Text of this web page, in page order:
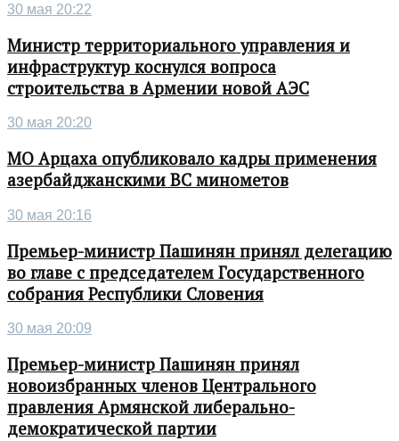
30 мая 20:22
Министр территориального управления и
инфраструктур коснулся вопроса
строительства в Армении новой АЭС
30 мая 20:20
МО Арцаха опубликовало кадры применения
азербайджанскими ВС минометов
30 мая 20:16
Премьер-министр Пашинян принял делегацию
во главе с председателем Государственного
собрания Республики Словения
30 мая 20:09
Премьер-министр Пашинян принял
новоизбранных членов Центрального
правления Армянской либерально-
демократической партии